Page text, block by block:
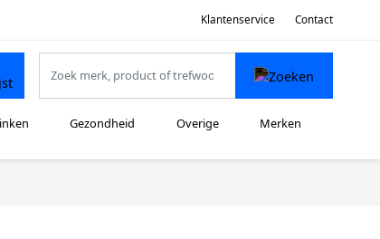
Klantenservice Contact
Gezondheid Overige Merken